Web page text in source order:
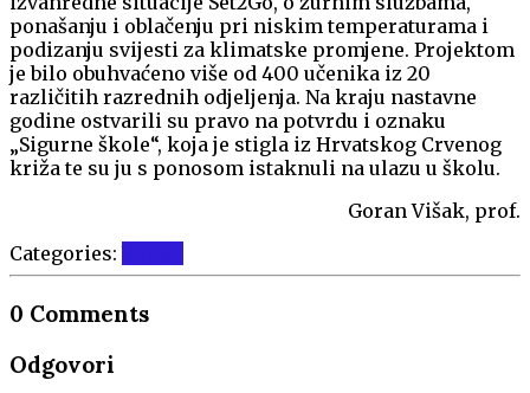
ponašanju i oblačenju pri niskim temperaturama i
podizanju svijesti za klimatske promjene. Projektom
je bilo obuhvaćeno više od 400 učenika iz 20
različitih razrednih odjeljenja. Na kraju nastavne
godine ostvarili su pravo na potvrdu i oznaku
„Sigurne škole“, koja je stigla iz Hrvatskog Crvenog
križa te su ju s ponosom istaknuli na ulazu u školu.
Goran Višak, prof.
Categories:
0 Comments
Odgovori